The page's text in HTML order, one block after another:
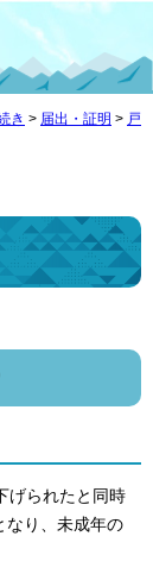
き > 届出・証明 > 戸
げられたと同時
なり、未成年の